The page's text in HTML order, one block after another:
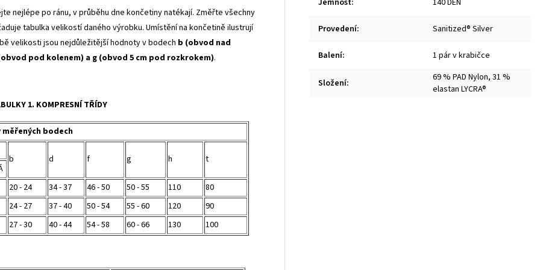
nejlépe po ránu, v průběhu dne končetiny natékají. Změřte všechny
tabulka velikostí daného výrobku. Umístění na končetině ilustrují
velikosti jsou nejdůležitější hodnoty v bodech b (obvod nad
pod kolenem) a g (obvod 5 cm pod rozkrokem).
1. KOMPRESNÍ TŘÍDY
měřených bodech
b d f g h
t
20 - 24
34 - 37 46 - 50 50 - 55 110
80
24 - 27
37 - 40 50 - 54 55 - 60 120
90
27 - 30
40 - 44 54 - 58 60 - 66 130 100
Jemnost: 140 DEN
Provedení: Sanitized® Silver
Balení: 1 pár v krabičce
Složení:
69 % PAD Nylon, 31 %
elastan LYCRA®